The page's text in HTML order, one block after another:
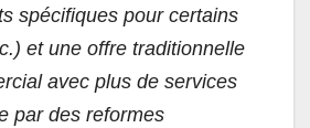
spécifiques pour certains
et une offre traditionnelle
avec plus de services
par des reformes